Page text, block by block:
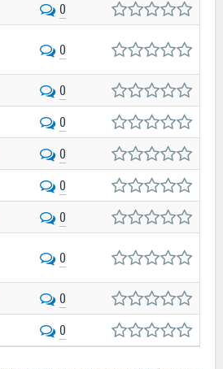
0
0
0
0
0
0
0
0
0
0